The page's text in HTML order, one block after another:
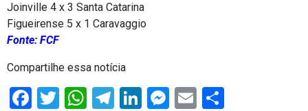
Joinville 4 x 3 Santa Catarina
Figueirense 5 x 1 Caravaggio
Fonte: FCF
Compartilhe essa notícia
Facebook
Twitter
WhatsApp
Telegram
LinkedIn
Messenger
Email